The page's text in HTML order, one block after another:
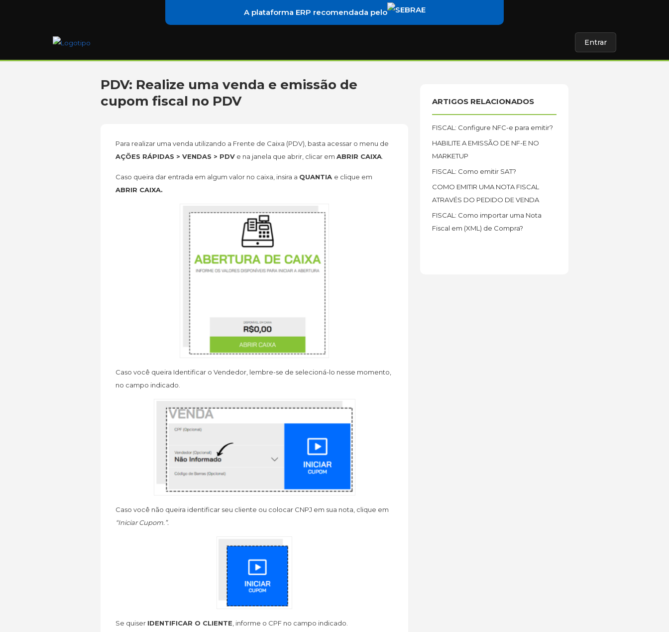
A plataforma ERP recomendada pelo
Entrar
PDV: Realize uma venda e emissão de
cupom fiscal no PDV
Para realizar uma venda utilizando a Frente de Caixa (PDV), basta acessar o menu de
AÇÕES RÁPIDAS > VENDAS > PDV e na janela que abrir, clicar em ABRIR CAIXA
Caso queira dar entrada em algum valor no caixa, insira a QUANTIA e clique em
ABRIR CAIXA.
Caso você queira Identificar o Vendedor, lembre-se de selecioná-lo nesse momento,
no campo indicado.
Caso você não queira identificar seu cliente ou colocar CNPJ em sua nota, clique em
“Iniciar Cupom.”.
Se quiser IDENTIFICAR O CLIENTE, informe o CPF no campo indicado.
ARTIGOS RELACIONADOS
FISCAL: Configure NFC-e para emitir?
HABILITE A EMISSÃO DE NF-E NO
MARKETUP
FISCAL: Como emitir SAT?
COMO EMITIR UMA NOTA FISCAL
ATRAVÉS DO PEDIDO DE VENDA
FISCAL: Como importar uma Nota
Fiscal em (XML) de Compra?